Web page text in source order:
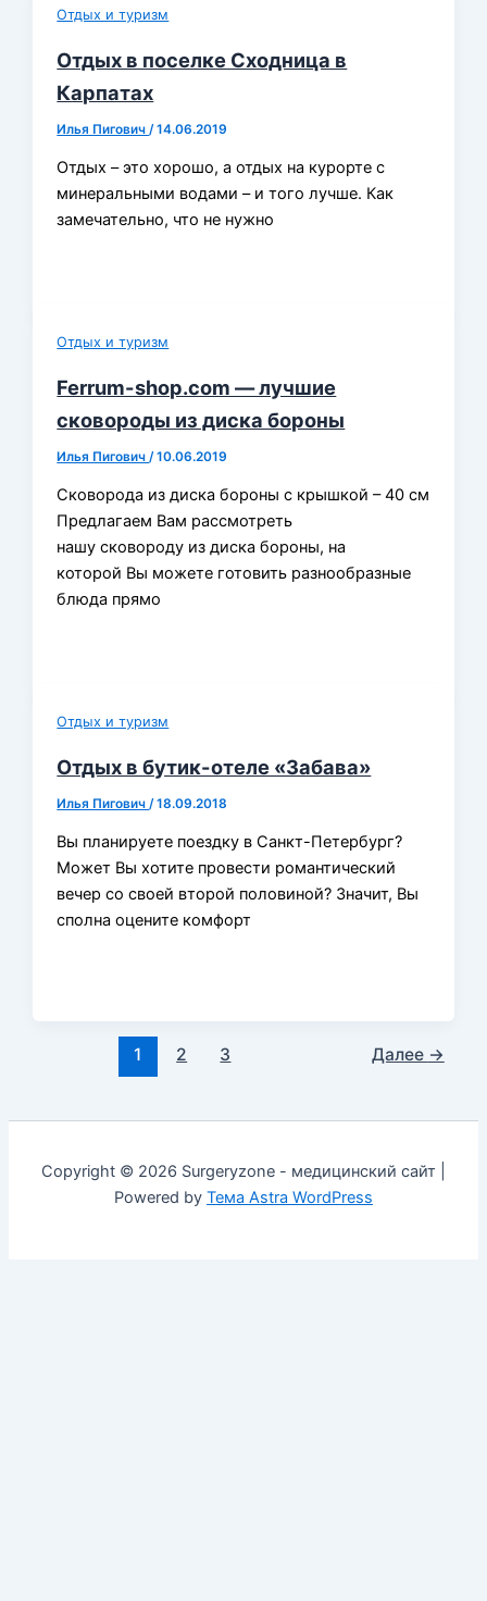
Отдых и туризм
Отдых в поселке Сходница в
Карпатах
Илья Пигович /14.06.2019
Отдых – это хорошо, а отдых на курорте с
минеральными водами – и того лучше. Как
замечательно, что не нужно
Отдых и туризм
Ferrum-shop.com — лучшие
сковороды из диска бороны
Илья Пигович /10.06.2019
Сковорода из диска бороны с крышкой – 40 см
Предлагаем Вам рассмотреть
нашу сковороду из диска бороны, на
которой Вы можете готовить разнообразные
блюда прямо
Отдых и туризм
Отдых в бутик-отеле «Забава»
Илья Пигович/18.09.2018
Вы планируете поездку в Санкт-Петербург?
Может Вы хотите провести романтический
вечер со своей второй половиной? Значит, Вы
сполна оцените комфорт
1 2 3 Далее →
Copyright © 2026 Surgeryzone - медицинский сайт |
Powered by Тема Astra WordPress